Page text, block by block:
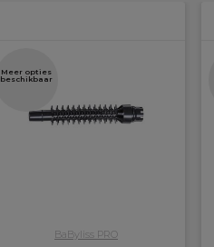
Meer opties
beschikbaar
BaByliss PRO